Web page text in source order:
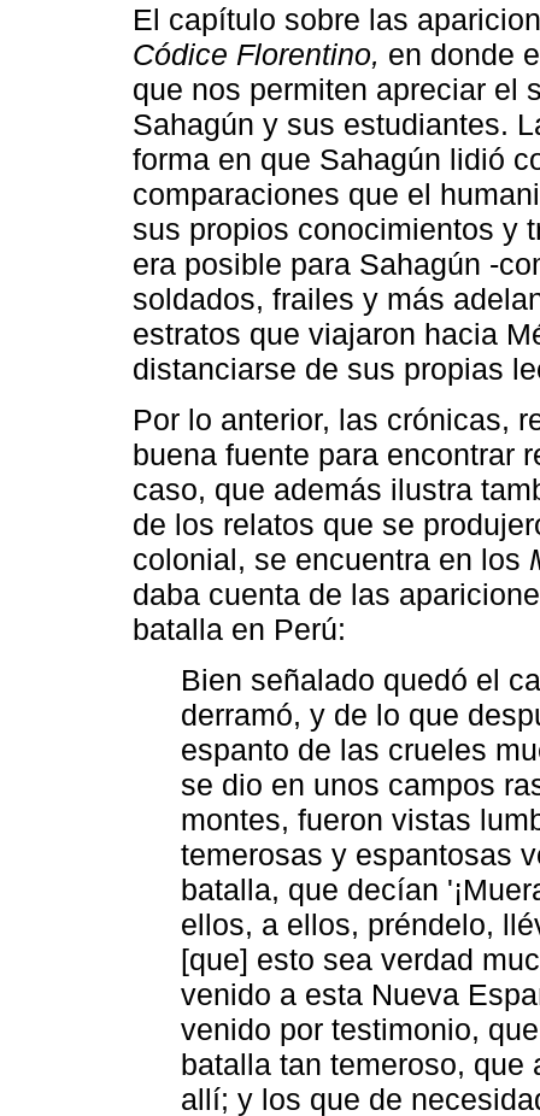
El capítulo sobre las
Códice Florentino, en donde
que nos permiten apreciar el
Sahagún y sus estudiantes.
forma en que Sahagún lidió
comparaciones que el
sus propios conocimientos y
era posible para Sahagún -
soldados, frailes y más
estratos que viajaron hacia
distanciarse de sus propias
Por lo anterior, las crónicas,
buena fuente para encontrar
caso, que además ilustra
de los relatos que se
colonial, se encuentra en los
daba cuenta de las
batalla en Perú:
Bien señalado quedó el
derramó, y de lo que
espanto de las crueles
se dio en unos campos
montes, fueron vistas
temerosas y espantosas
batalla, que decían
ellos, a ellos, préndelo,
[que] esto sea verdad
venido a esta Nueva
venido por testimonio,
batalla tan temeroso, que
allí; y los que de